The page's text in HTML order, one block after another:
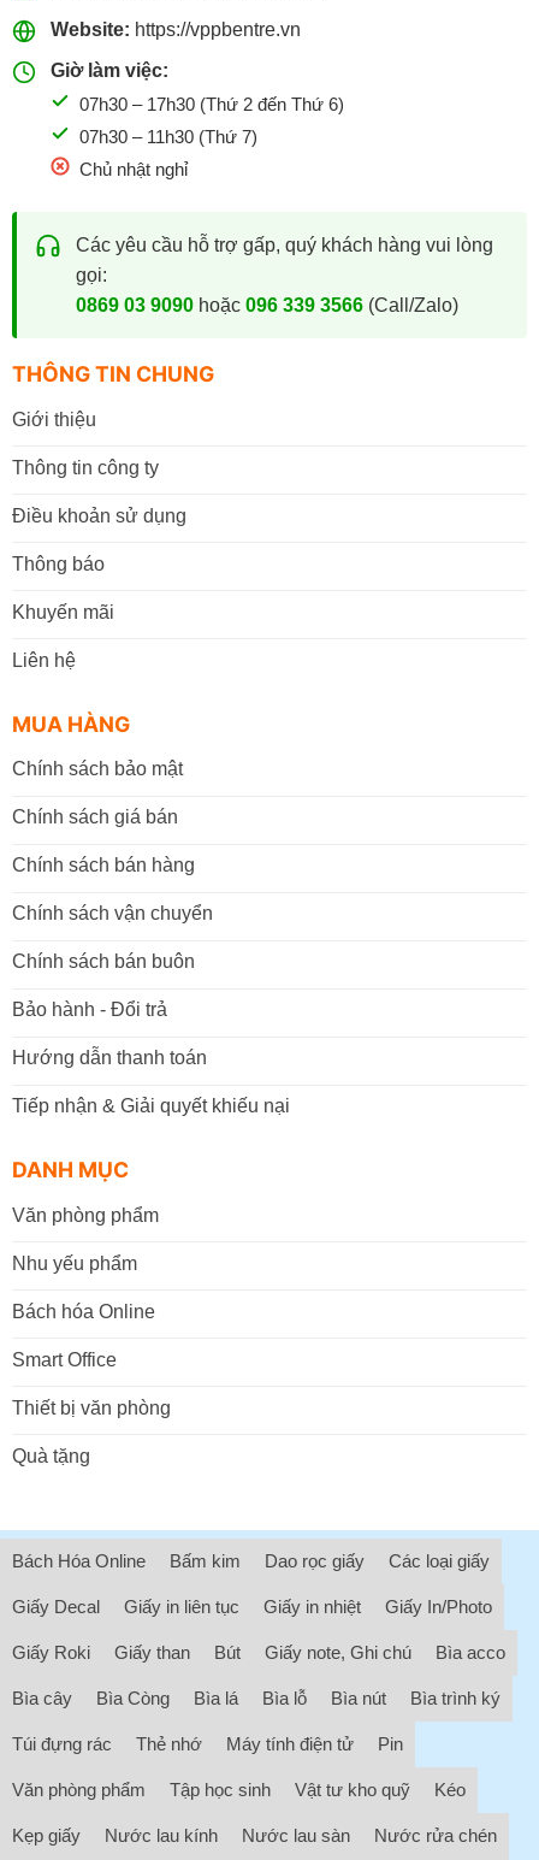
Website: https://vppbentre.vn
Giờ làm việc:
07h30 – 17h30 (Thứ 2 đến Thứ 6)
07h30 – 11h30 (Thứ 7)
Chủ nhật nghỉ
Các yêu cầu hỗ trợ gấp, quý khách hàng vui lòng
gọi:
0869 03 9090hoặc 096 339 3566(Call/Zalo)
THÔNG TIN CHUNG
Giới thiệu
Thông tin công ty
Điều khoản sử dụng
Thông báo
Khuyến mãi
Liên hệ
MUA HÀNG
Chính sách bảo mật
Chính sách giá bán
Chính sách bán hàng
Chính sách vận chuyển
Chính sách bán buôn
Bảo hành - Đổi trả
Hướng dẫn thanh toán
Tiếp nhận & Giải quyết khiếu nại
DANH MỤC
Văn phòng phẩm
Nhu yếu phẩm
Bách hóa Online
Smart Office
Thiết bị văn phòng
Quà tặng
Bách Hóa Online Bấm kim Dao rọc giấy Các loại giấy
Giấy Decal Giấy in liên tục Giấy in nhiệt Giấy In/Photo
Giấy Roki Giấy than Bút Giấy note, Ghi chú Bìa acco
Bìa cây Bìa Còng Bìa lá Bìa lỗ Bìa nút Bìa trình ký
Túi đựng rác Thẻ nhớ Máy tính điện tử Pin
Văn phòng phẩm Tập học sinh Vật tư kho quỹ Kéo
Kẹp giấy Nước lau kính Nước lau sàn Nước rửa chén